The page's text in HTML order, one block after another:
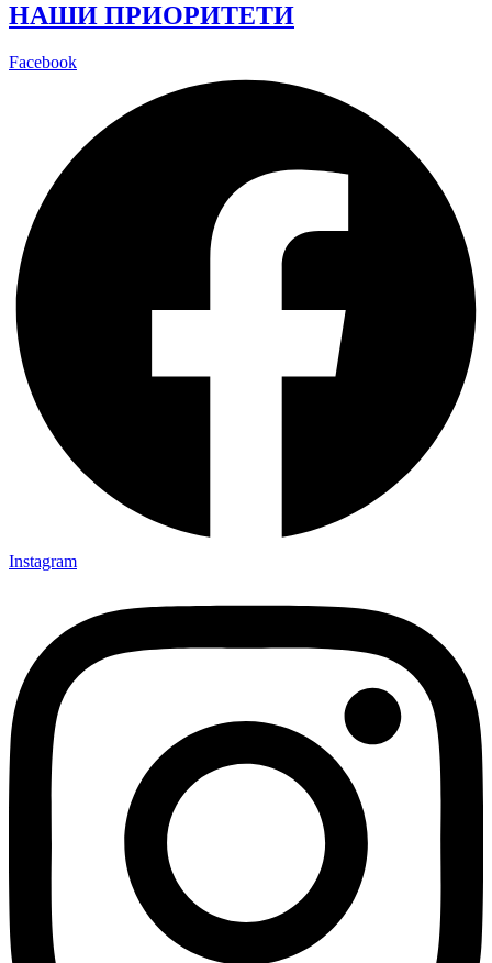
НАШИ ПРИОРИТЕТИ
Facebook
Instagram